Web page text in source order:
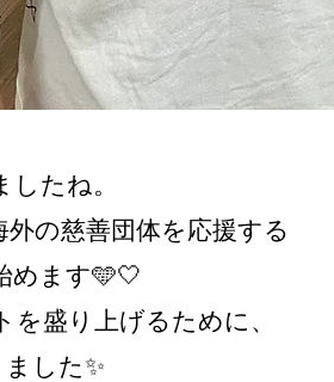
たね。
の慈善団体を応援する
めます🩵🤍
盛り上げるために、
した✨